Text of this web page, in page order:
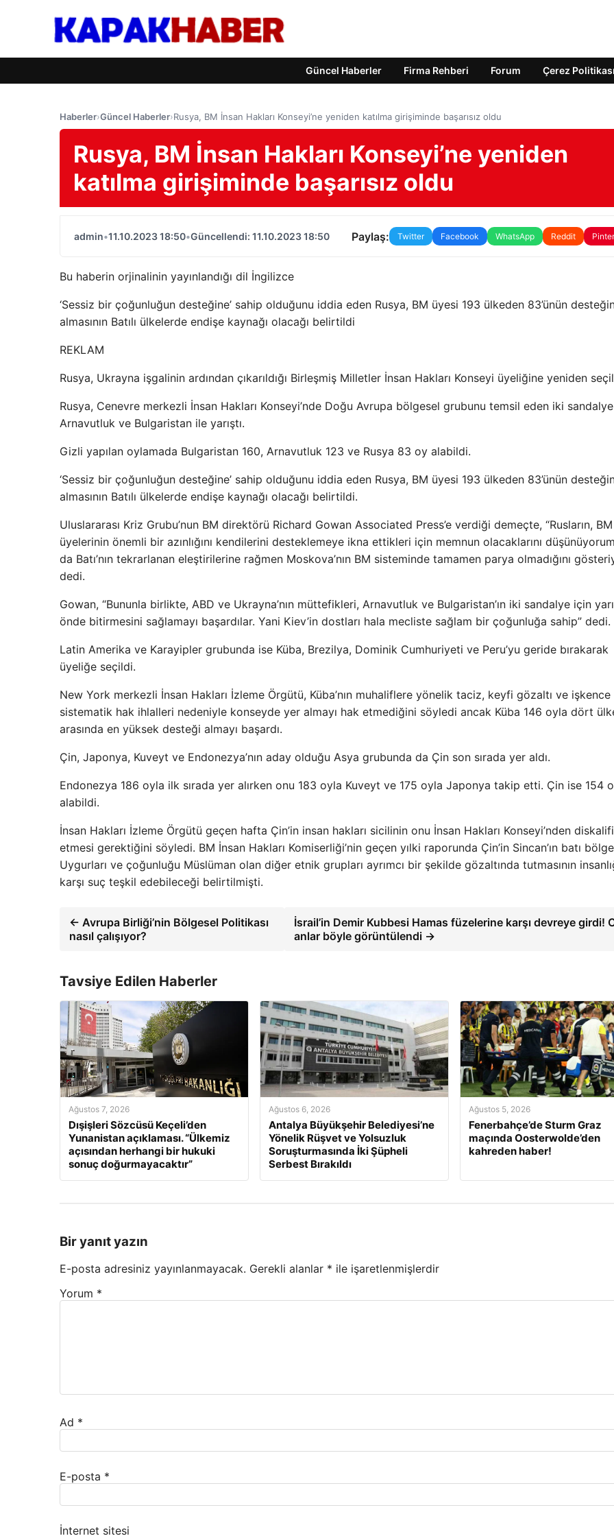
Güncel Haberler Firma Rehberi Forum Çerez Politikası
Haberler›Güncel Haberler›Rusya, BM İnsan Hakları Konseyi’ne yeniden katılma girişiminde başarısız oldu
Rusya, BM İnsan Hakları Konseyi’ne yeniden
katılma girişiminde başarısız oldu
admin•11.10.2023 18:50•Güncellendi: 11.10.2023 18:50 Paylaş: Twitter Facebook WhatsApp Reddit
Bu haberin orjinalinin yayınlandığı dil İngilizce
‘Sessiz bir çoğunluğun desteğine’ sahip olduğunu iddia eden Rusya, BM üyesi 193 ülkeden 83’ünün
almasının Batılı ülkelerde endişe kaynağı olacağı belirtildi
REKLAM
Rusya, Ukrayna işgalinin ardından çıkarıldığı Birleşmiş Milletler İnsan Hakları Konseyi üyeliğine yeniden
Rusya, Cenevre merkezli İnsan Hakları Konseyi’nde Doğu Avrupa bölgesel grubunu temsil eden iki
Arnavutluk ve Bulgaristan ile yarıştı.
Gizli yapılan oylamada Bulgaristan 160, Arnavutluk 123 ve Rusya 83 oy alabildi.
‘Sessiz bir çoğunluğun desteğine’ sahip olduğunu iddia eden Rusya, BM üyesi 193 ülkeden 83’ünün
almasının Batılı ülkelerde endişe kaynağı olacağı belirtildi.
Uluslararası Kriz Grubu’nun BM direktörü Richard Gowan Associated Press’e verdiği demeçte, “Rusların, BM
üyelerinin önemli bir azınlığını kendilerini desteklemeye ikna ettikleri için memnun olacaklarını
da Batı’nın tekrarlanan eleştirilerine rağmen Moskova’nın BM sisteminde tamamen parya olmadığını
dedi.
Gowan, “Bununla birlikte, ABD ve Ukrayna’nın müttefikleri, Arnavutluk ve Bulgaristan’ın iki sandalye için
önde bitirmesini sağlamayı başardılar. Yani Kiev’in dostları hala mecliste sağlam bir çoğunluğa sahip” dedi.
Latin Amerika ve Karayipler grubunda ise Küba, Brezilya, Dominik Cumhuriyeti ve Peru’yu geride bırakarak
üyeliğe seçildi.
New York merkezli İnsan Hakları İzleme Örgütü, Küba’nın muhaliflere yönelik taciz, keyfi gözaltı ve
sistematik hak ihlalleri nedeniyle konseyde yer almayı hak etmediğini söyledi ancak Küba 146 oyla dört
arasında en yüksek desteği almayı başardı.
Çin, Japonya, Kuveyt ve Endonezya’nın aday olduğu Asya grubunda da Çin son sırada yer aldı.
Endonezya 186 oyla ilk sırada yer alırken onu 183 oyla Kuveyt ve 175 oyla Japonya takip etti. Çin ise 154
alabildi.
İnsan Hakları İzleme Örgütü geçen hafta Çin’in insan hakları sicilinin onu İnsan Hakları Konseyi’nden
etmesi gerektiğini söyledi. BM İnsan Hakları Komiserliği’nin geçen yılki raporunda Çin’in Sincan’ın batı
Uygurları ve çoğunluğu Müslüman olan diğer etnik grupları ayrımcı bir şekilde gözaltında tutmasının
karşı suç teşkil edebileceği belirtilmişti.
← Avrupa Birliği’nin Bölgesel Politikası
nasıl çalışıyor?
İsrail’in Demir Kubbesi Hamas füzelerine karşı devreye girdi!
anlar böyle görüntülendi →
Tavsiye Edilen Haberler
Ağustos 7, 2026
Dışişleri Sözcüsü Keçeli’den
Yunanistan açıklaması. “Ülkemiz
açısından herhangi bir hukuki
sonuç doğurmayacaktır”
Ağustos 6, 2026
Antalya Büyükşehir Belediyesi’ne
Yönelik Rüşvet ve Yolsuzluk
Soruşturmasında İki Şüpheli
Serbest Bırakıldı
Ağustos 5, 2026
Fenerbahçe’de Sturm Graz
maçında Oosterwolde’den
kahreden haber!
Bir yanıt yazın
E-posta adresiniz yayınlanmayacak. Gerekli alanlar * ile işaretlenmişlerdir
Yorum *
Ad *
E-posta *
İnternet sitesi